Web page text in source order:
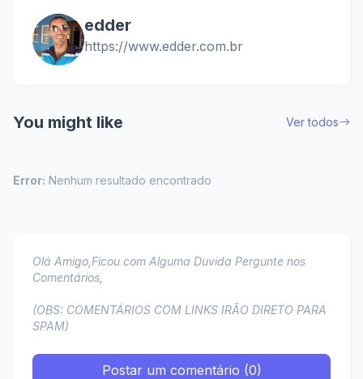
edder
https://www.edder.com.br
You might like Ver todos
Error: Nenhum resultado encontrado
Olá Amigo,Ficou com Alguma Duvida Pergunte nos
Comentários,
(OBS: COMENTÁRIOS COM LINKS IRÃO DIRETO PARA
SPAM)
Postar um comentário (0)